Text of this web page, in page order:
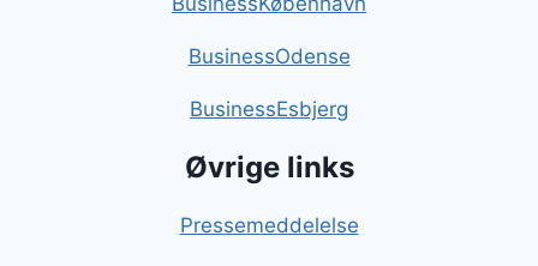
BusinessOdense
BusinessEsbjerg
Øvrige links
Pressemeddelelse